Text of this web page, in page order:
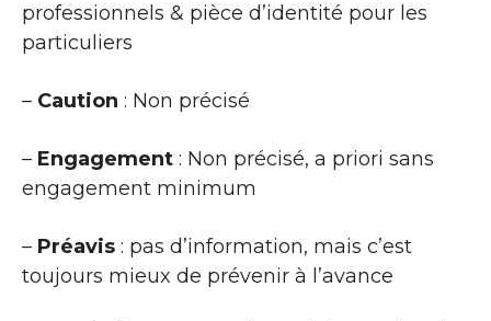
professionnels & pièce d’identité pour les
particuliers
– Caution : Non précisé
– Engagement : Non précisé, a priori sans
engagement minimum
– Préavis : pas d’information, mais c’est
toujours mieux de prévenir à l’avance